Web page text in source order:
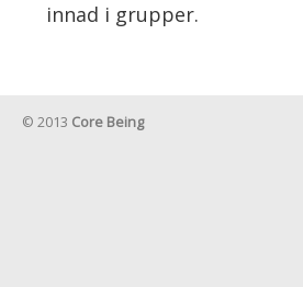
innad i grupper.
© 2013 Core Being